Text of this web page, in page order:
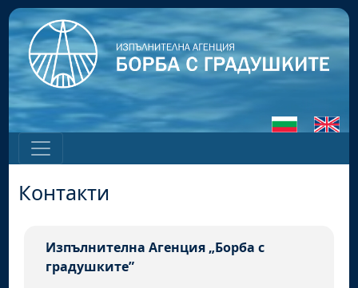
Контакти
Изпълнителна Агенция „Борба с
градушките”